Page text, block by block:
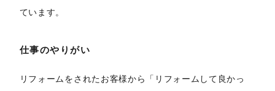
ています。
仕事のやりがい
リフォームをされたお客様から「リフォームして良かっ